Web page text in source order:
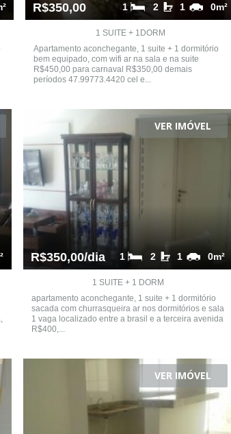
R$350,00 0m²
1
2
1
1 SUITE + 1DORM
Apartamento aconchegante, 1 suite + 1 dormitório
bem equipado, com wifi ar na sala e na suite
R$450,00 para carnaval R$350,00 demais
períodos 47.99773.4420 cel e...
VER IMÓVEL
R$350,00/dia 0m²
1
2
1
1 SUITE + 1 DORM
apartamento aconchegante, 1 suite + 1 dormitório
sacada com churrasqueira ar nos dormitórios e sala
1 vaga localizado entre a brasil e a terceira avenida
R$400,...
VER IMÓVEL